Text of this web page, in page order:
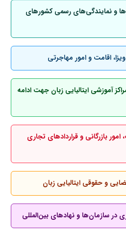
و نمایندگی‌های رسمی کشورهای
اقامت و امور مهاجرتی
آموزشی ایتالیایی زبان جهت ادامه
بازرگانی و قراردادهای تجاری
و حقوقی ایتالیایی زبان
در سازمان‌ها و نهادهای بین‌المللی